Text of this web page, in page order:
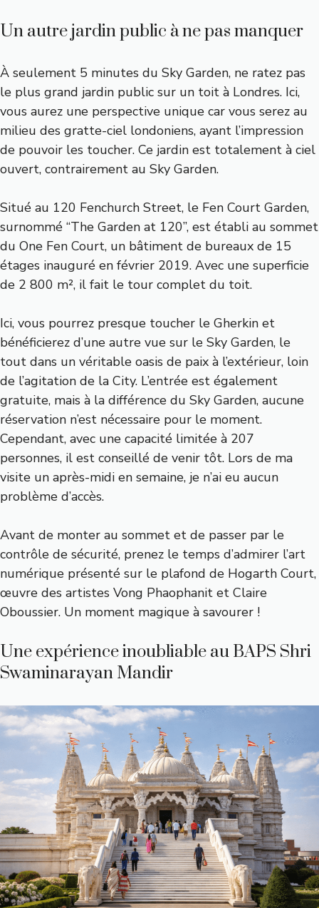
Un autre jardin public à ne pas manquer
À seulement 5 minutes du Sky Garden, ne ratez pas
le plus grand jardin public sur un toit à Londres. Ici,
vous aurez une perspective unique car vous serez au
milieu des gratte-ciel londoniens, ayant l’impression
de pouvoir les toucher. Ce jardin est totalement à ciel
ouvert, contrairement au Sky Garden.
Situé au 120 Fenchurch Street, le Fen Court Garden,
surnommé “The Garden at 120”, est établi au sommet
du One Fen Court, un bâtiment de bureaux de 15
étages inauguré en février 2019. Avec une superficie
de 2 800 m², il fait le tour complet du toit.
Ici, vous pourrez presque toucher le Gherkin et
bénéficierez d’une autre vue sur le Sky Garden, le
tout dans un véritable oasis de paix à l’extérieur, loin
de l’agitation de la City. L’entrée est également
gratuite, mais à la différence du Sky Garden, aucune
réservation n’est nécessaire pour le moment.
Cependant, avec une capacité limitée à 207
personnes, il est conseillé de venir tôt. Lors de ma
visite un après-midi en semaine, je n’ai eu aucun
problème d’accès.
Avant de monter au sommet et de passer par le
contrôle de sécurité, prenez le temps d’admirer l’art
numérique présenté sur le plafond de Hogarth Court,
œuvre des artistes Vong Phaophanit et Claire
Oboussier. Un moment magique à savourer !
Une expérience inoubliable au BAPS Shri
Swaminarayan Mandir